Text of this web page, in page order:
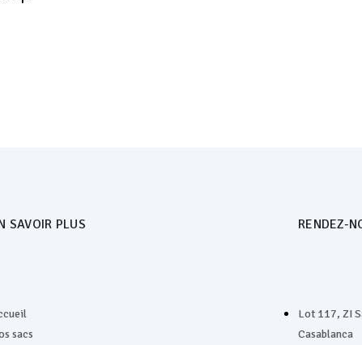
SAVOIR PLUS
sacs
RENDEZ-
Lot 117, ZI
Casablanca